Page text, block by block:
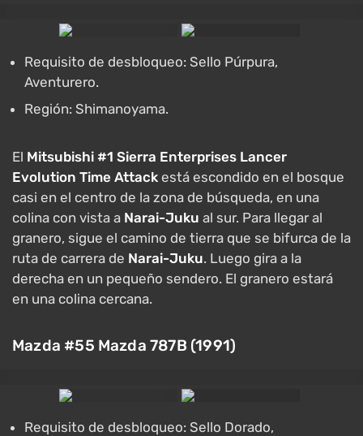
Requisito de desbloqueo: Sello Púrpura,
Aventurero.
Región: Shimanoyama.
El Mitsubishi #1 Sierra Enterprises Lancer
Evolution Time Attack está escondido en el bosque
casi en el centro de la zona de búsqueda, en una
colina con vista a Narai-Juku al sur. Para llegar al
granero, sigue el camino de tierra que se bifurca de la
ruta de carrera de Narai-Juku. Luego gira a la
derecha en un pequeño sendero. El granero estará
en una colina cercana.
Mazda #55 Mazda 787B (1991)
Requisito de desbloqueo: Sello Dorado,